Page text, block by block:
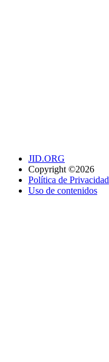
JID.ORG
Copyright ©2026
Política de Privacidad
Uso de contenidos